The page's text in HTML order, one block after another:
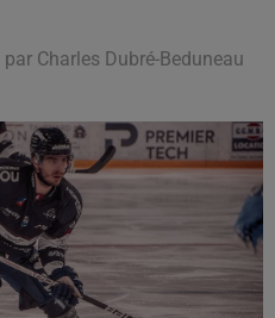
Charles Dubré-Beduneau